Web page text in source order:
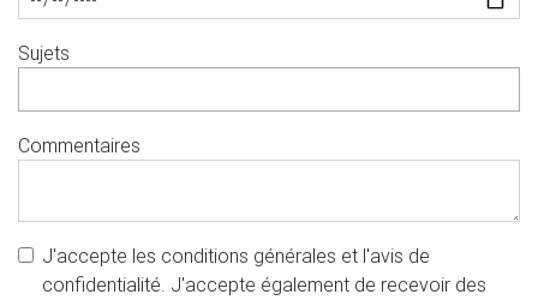
Sujets
Commentaires
J'accepte les conditions générales et l'avis de
confidentialité. J'accepte également de recevoir des